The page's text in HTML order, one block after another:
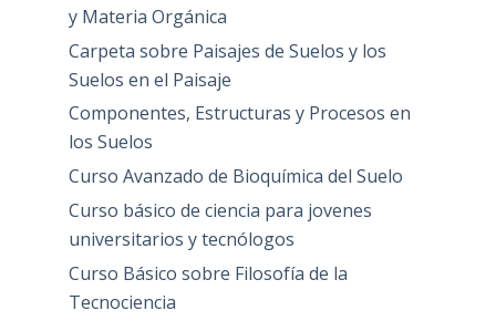
y Materia Orgánica
Carpeta sobre Paisajes de Suelos y los
Suelos en el Paisaje
Componentes, Estructuras y Procesos en
los Suelos
Curso Avanzado de Bioquímica del Suelo
Curso básico de ciencia para jovenes
universitarios y tecnólogos
Curso Básico sobre Filosofía de la
Tecnociencia